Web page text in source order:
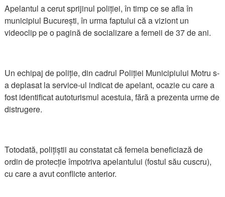
Apelantul a cerut sprijinul poliției, în timp ce se afla în
municipiul București, în urma faptului că a viziont un
videoclip pe o pagină de socializare a femeii de 37 de ani.
Un echipaj de poliție, din cadrul Poliției Municipiului Motru s-
a deplasat la service-ul indicat de apelant, ocazie cu care a
fost identificat autoturismul acestuia, fără a prezenta urme de
distrugere.
Totodată, polițiștii au constatat că femeia beneficiază de
ordin de protecție împotriva apelantului (fostul său cuscru),
cu care a avut conflicte anterior.